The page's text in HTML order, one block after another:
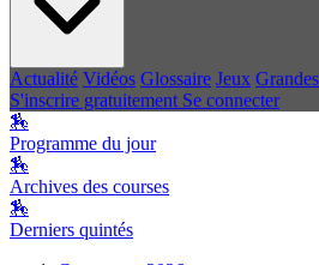
Actualité Vidéos Glossaire Jeux
S'inscrire gratuitement Se connecter
🏇
Programme du jour
🏇
Archives des courses
🏇
Derniers quintés